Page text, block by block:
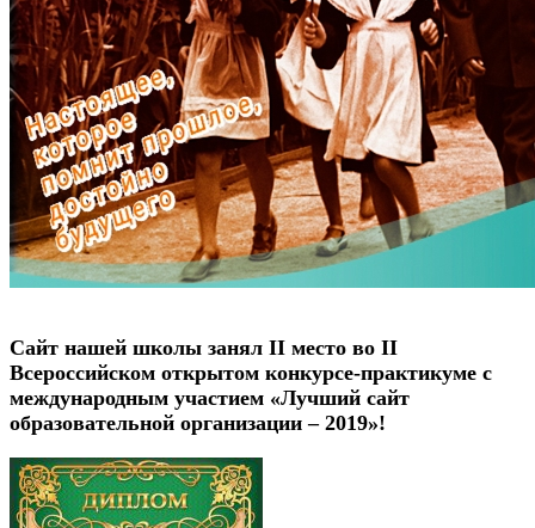
Сайт нашей школы занял II место во II
Всероссийском открытом конкурсе-практикуме с
международным участием «Лучший сайт
образовательной организации – 2019»!